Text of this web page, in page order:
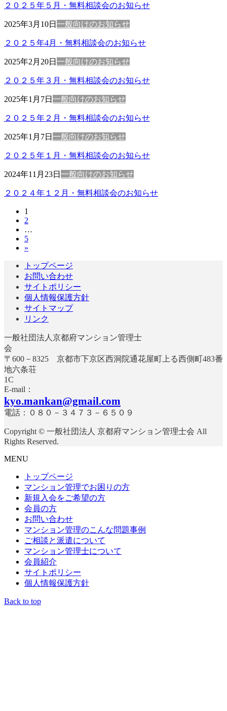
２０２５年５月・無料相談会のお知らせ
2025年3月10日 一般向けのお知らせ
２０２５年4月・無料相談会のお知らせ
2025年2月20日 一般向けのお知らせ
２０２５年３月・無料相談会のお知らせ
2025年1月7日 一般向けのお知らせ
２０２５年２月・無料相談会のお知らせ
2025年1月7日 一般向けのお知らせ
２０２５年１月・無料相談会のお知らせ
2024年11月23日 一般向けのお知らせ
２０２４年１２月・無料相談会のお知らせ
固
定
ペ
ー
ジ
1
固
定
ペ
ー
ジ
2
…
固
定
ー
ジ
5
»
トップページ
お問い合わせ
サイトポリシー
個人情報保護方針
サイトマップ
リンク
一般社団法人京都府マンション管理士
〒600－8325 京都市下京区西洞院通花屋町上る西側町483番
地六条荘
E-mail：
kyo.mankan@gmail.com
電話：０８０－３４７３－６５０９
Copyright © 一般社団法人 京都府マンション管理士会 All
Rights Reserved.
MENU
トップページ
マンション管理でお困りの方
新規入会をご希望の方
会員の方
お問い合わせ
マンション管理のこんな問題事例
ご相談と派遣について
マンション管理士について
会員紹介
サイトポリシー
個人情報保護方針
Back to top